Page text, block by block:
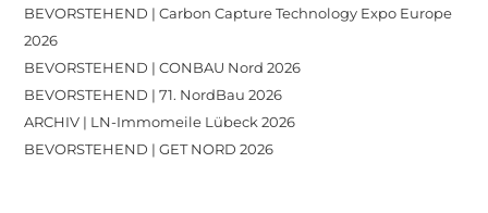
BEVORSTEHEND | Carbon Capture Technology Expo Europe
2026
BEVORSTEHEND | CONBAU Nord 2026
BEVORSTEHEND | 71. NordBau 2026
ARCHIV | LN-Immomeile Lübeck 2026
BEVORSTEHEND | GET NORD 2026